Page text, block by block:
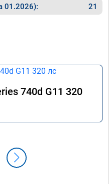
01.2026): 21
740d G11 320